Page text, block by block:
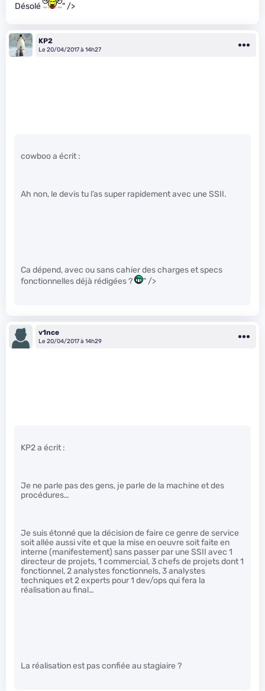
Désolé " />
KP2
Le 20/04/2017 à 14h27
cowboo a écrit :
Ah non, le devis tu l’as super rapidement avec une SSII.
Ca dépend, avec ou sans cahier des charges et specs
fonctionnelles déjà rédigées ?
" />
v1nce
Le 20/04/2017 à 14h29
KP2 a écrit :
Je ne parle pas des gens, je parle de la machine et des
procédures…
Je suis étonné que la décision de faire ce genre de service
soit allée aussi vite et que la mise en oeuvre soit faite en
interne (manifestement) sans passer par une SSII avec 1
directeur de projets, 1 commercial, 3 chefs de projets dont 1
fonctionnel, 2 analystes fonctionnels, 3 analystes
techniques et 2 experts pour 1 dev/ops qui fera la
réalisation au final…
La réalisation est pas confiée au stagiaire ?